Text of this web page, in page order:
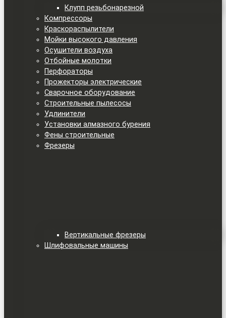
Клупп резьбонарезной
Компрессоры
Краскораспылители
Мойки высокого давления
Осушители воздуха
Отбойные молотки
Перфораторы
Прожекторы электрические
Сварочное оборудование
Строительные пылесосы
Удлинители
Установки алмазного бурения
Фены строительные
Фрезеры
Вертикальные фрезеры
Шлифовальные машины